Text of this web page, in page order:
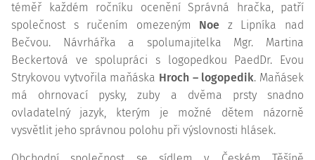
téměř každém ročníku ocenění Správná hračka, patří
společnost s ručením omezeným Noe z Lipníka nad
Bečvou. Návrhářka a spolumajitelka Mgr. Martina
Beckertová ve spolupráci s logopedkou PaedDr. Evou
Strykovou vytvořila maňáska Hroch – logopedik. Maňásek
má ohrnovací pysky, zuby a dvěma prsty snadno
ovladatelný jazyk, kterým je možné dětem názorně
vysvětlit jeho správnou polohu při výslovnosti hlásek.